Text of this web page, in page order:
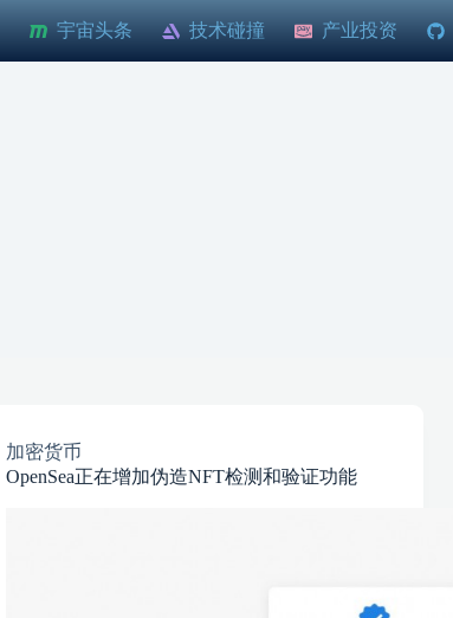
宇宙头条 技术碰撞 产业投资
加密货币
OpenSea正在增加伪造NFT检测和验证功能